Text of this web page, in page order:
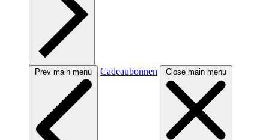
Prev main menu Cadeaubonnen Close main menu